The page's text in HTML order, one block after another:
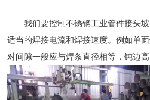
我们要控制不锈钢工业管件接头
适当的焊接电流和焊接速度。例如单
对间隙一般应与焊条直径相等，钝边